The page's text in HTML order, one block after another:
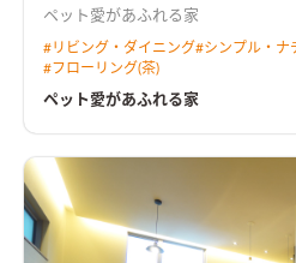
ペット愛があふれる家
#リビング・ダイニング#シンプル・ナ
#フローリング(茶)
ペット愛があふれる家